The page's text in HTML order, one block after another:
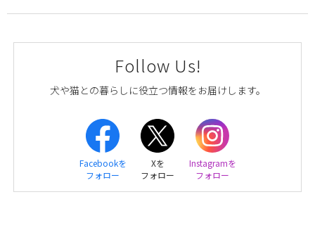
Follow Us!
犬や猫との暮らしに役立つ情報をお届けします。
Facebookを
フォロー
Xを
フォロー
Instagramを
フォロー